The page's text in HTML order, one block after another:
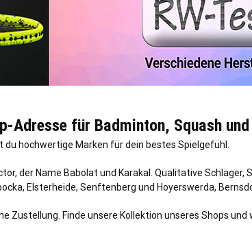
Adresse für Badminton, Squash
hochwertige Marken für dein bestes Spielgefühl.
der Name Babolat und Karakal. Qualitative
Elsterheide, Senftenberg und Hoyerswerda,
Zustellung. Finde unsere Kollektion unseres Shops